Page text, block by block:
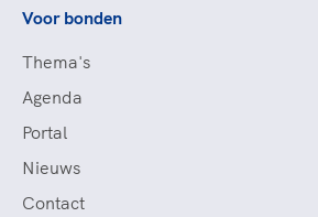
Voor bonden
Thema's
Agenda
Portal
Nieuws
Contact